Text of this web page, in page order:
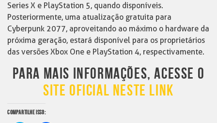
Series X e PlayStation 5, quando disponíveis.
Posteriormente, uma atualização gratuita para
Cyberpunk 2077, aproveitando ao máximo o hardware da
próxima geração, estará disponível para os proprietários
das versões Xbox One e PlayStation 4, respectivamente.
PARA MAIS INFORMAÇÕES, ACESSE O
SITE OFICIAL NESTE LINK
COMPARTILHE ISSO: